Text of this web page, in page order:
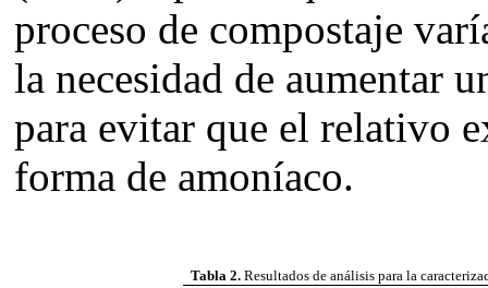
proceso de compostaje
la necesidad de aumentar
para evitar que el relativo
forma de amoníaco.
Tabla 2. Resultados de análisis para la